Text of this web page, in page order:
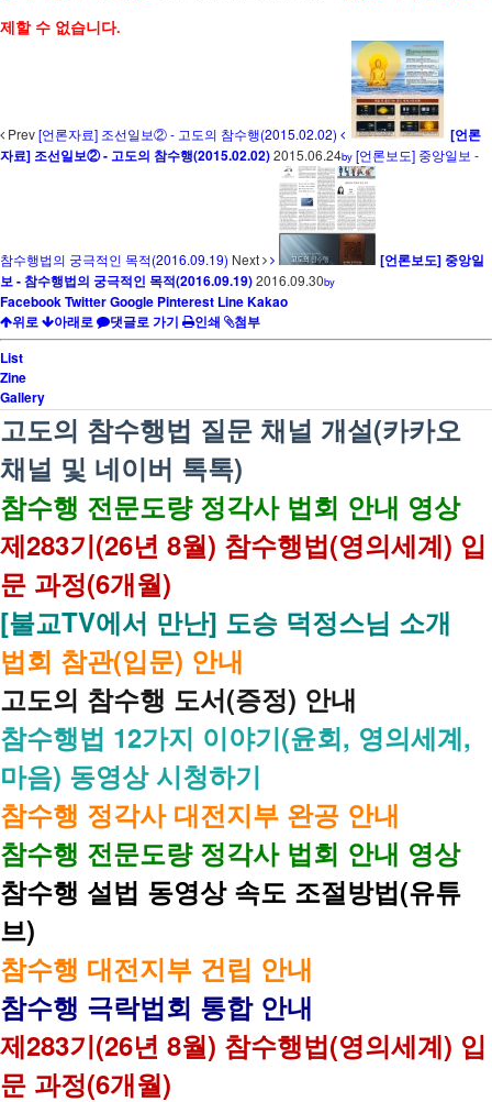
제할 수 없습니다.
Prev[언론자료] 조선일보② - 고도의 참수행(2015.02.02)
[언론
자료] 조선일보② - 고도의 참수행(2015.02.02)2015.06.24by [언론보도] 중앙일보 -
참수행법의 궁극적인 목적(2016.09.19) Next
[언론보도] 중앙일
보 - 참수행법의 궁극적인 목적(2016.09.19)2016.09.30by
FacebookTwitterGoogle Pinterest LineKakao
위로
아래로 댓글로 가기 인쇄
첨부
List
Zine
Gallery
고도의 참수행법 질문 채널 개설(카카오
채널 및 네이버 톡톡)
참수행 전문도량 정각사 법회 안내 영상
제283기(26년 8월) 참수행법(영의세계) 입
문 과정(6개월)
[불교TV에서 만난] 도승 덕정스님 소개
법회 참관(입문) 안내
고도의 참수행 도서(증정) 안내
참수행법 12가지 이야기(윤회, 영의세계,
마음) 동영상 시청하기
참수행 정각사 대전지부 완공 안내
참수행 전문도량 정각사 법회 안내 영상
참수행 설법 동영상 속도 조절방법(유튜
브)
참수행 대전지부 건립 안내
참수행 극락법회 통합 안내
제283기(26년 8월) 참수행법(영의세계) 입
문 과정(6개월)